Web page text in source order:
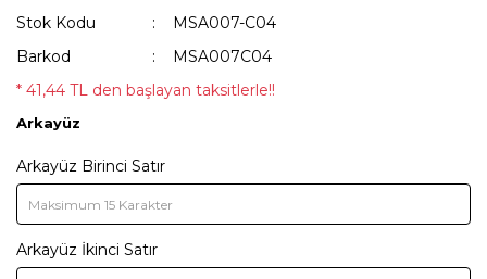
Stok Kodu
MSA007-C04
Barkod
MSA007C04
* 41,44 TL den başlayan taksitlerle!!
Arkayüz
Arkayüz Birinci Satır
Arkayüz İkinci Satır